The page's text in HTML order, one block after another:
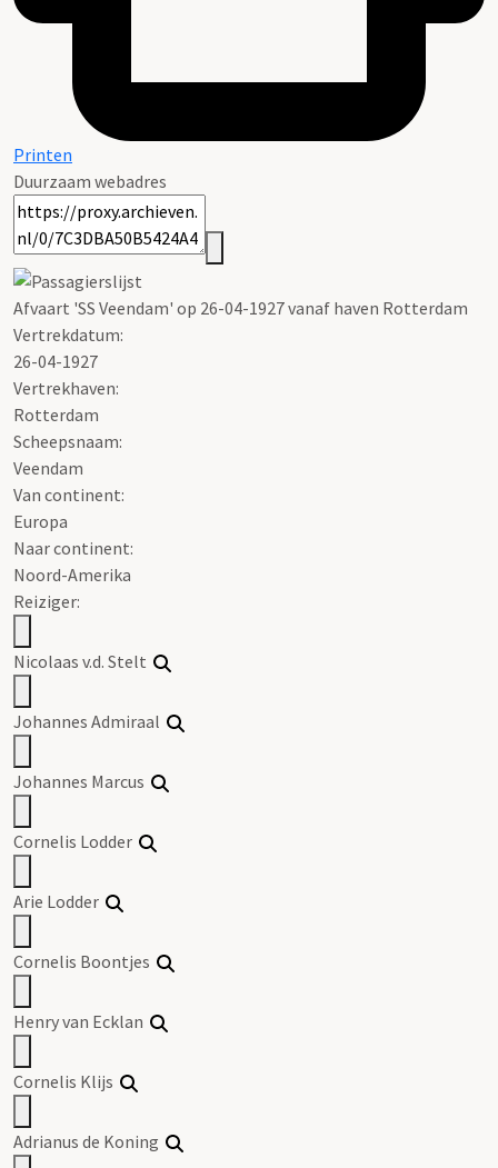
Printen
Duurzaam webadres
Afvaart 'SS Veendam' op 26-04-1927 vanaf haven Rotterdam
Vertrekdatum:
26-04-1927
Vertrekhaven:
Rotterdam
Scheepsnaam:
Veendam
Van continent:
Europa
Naar continent:
Noord-Amerika
Reiziger:
Nicolaas v.d. Stelt
Johannes Admiraal
Johannes Marcus
Cornelis Lodder
Arie Lodder
Cornelis Boontjes
Henry van Ecklan
Cornelis Klijs
Adrianus de Koning